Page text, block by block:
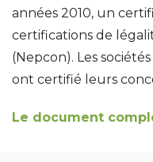
années 2010, un
certifications de
(Nepcon). Les
ont certifié leurs
Le document